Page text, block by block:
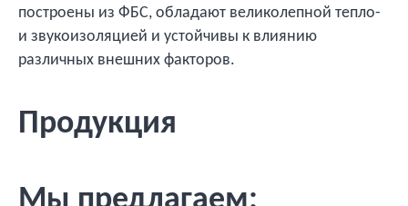
построены из ФБС, обладают великолепной тепло-
и звукоизоляцией и устойчивы к влиянию
различных внешних факторов.
Продукция